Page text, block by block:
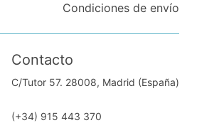
Condiciones de envío
Contacto
C/Tutor 57. 28008, Madrid (España)
(+34) 915 443 370